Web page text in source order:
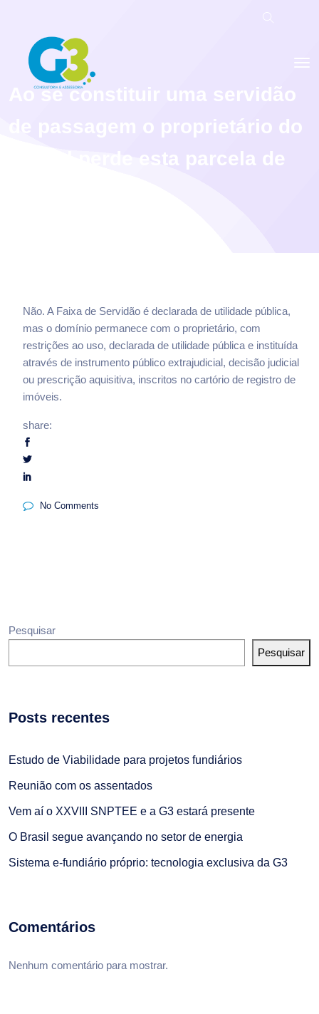
Ao se constituir uma servidão
de passagem o proprietário do
imóvel perde esta parcela de
Não. A Faixa de Servidão é declarada de utilidade pública,
mas o domínio permanece com o proprietário, com
restrições ao uso, declarada de utilidade pública e instituída
através de instrumento público extrajudicial, decisão judicial
ou prescrição aquisitiva, inscritos no cartório de registro de
imóveis.
share:
No Comments
Pesquisar
Pesquisar
Posts recentes
Estudo de Viabilidade para projetos fundiários
Reunião com os assentados
Vem aí o XXVIII SNPTEE e a G3 estará presente
O Brasil segue avançando no setor de energia
Sistema e-fundiário próprio: tecnologia exclusiva da G3
Comentários
Nenhum comentário para mostrar.